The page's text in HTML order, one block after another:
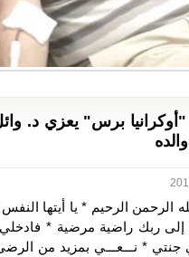
برس" يعزي د.
الرحمن الرحيم * يا أيتها
إلى ربك راضية مرضية *
جنتي * نـــعـــي بمزيد من